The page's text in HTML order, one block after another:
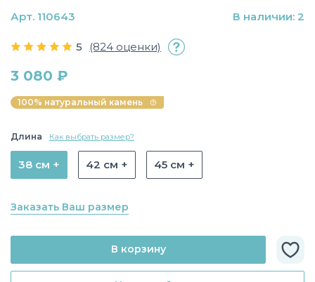
5 (824 оценки)
3 080 ₽
100% натуральный камень
Длина Как выбрать размер?
38 см + 42 см + 45 см +
Заказать Ваш размер
В корзину
Арт. 110643 В наличии: 2